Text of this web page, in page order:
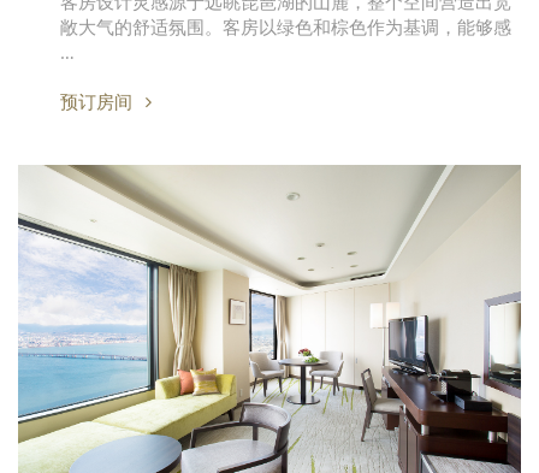
敞大气的舒适氛围。客房以绿色和棕色作为基调，能够感
…
预订房间